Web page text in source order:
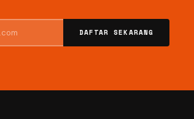
DAFTAR SEKARANG